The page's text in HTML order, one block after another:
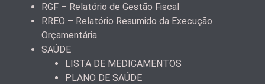
RGF – Relatório de Gestão Fiscal
RREO – Relatório Resumido da Execução
Orçamentária
SAÚDE
LISTA DE MEDICAMENTOS
PLANO DE SAÚDE